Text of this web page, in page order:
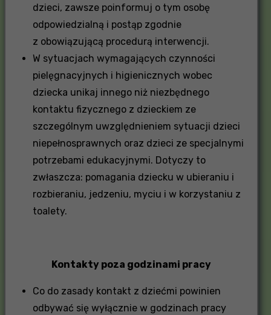
dzieci, zawsze poinformuj o tym osobę
odpowiedzialną i postąp zgodnie
z obowiązującą procedurą interwencji.
W sytuacjach wymagających czynności
pielęgnacyjnych i higienicznych wobec
dziecka unikaj innego niż niezbędnego
kontaktu fizycznego z dzieckiem ze
szczególnym uwzględnieniem sytuacji dzieci
niepełnosprawnych oraz dzieci ze specjalnymi
potrzebami edukacyjnymi. Dotyczy to
zwłaszcza: pomagania dziecku w ubieraniu i
rozbieraniu, jedzeniu, myciu i w korzystaniu z
toalety.
Kontakty poza godzinami pracy
Co do zasady kontakt z dziećmi powinien
odbywać się wyłącznie w godzinach pracy